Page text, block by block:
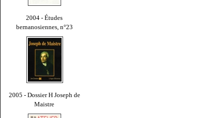
2004 - Études
bernanosiennes, n°23
2005 - Dossier H Joseph de
Maistre